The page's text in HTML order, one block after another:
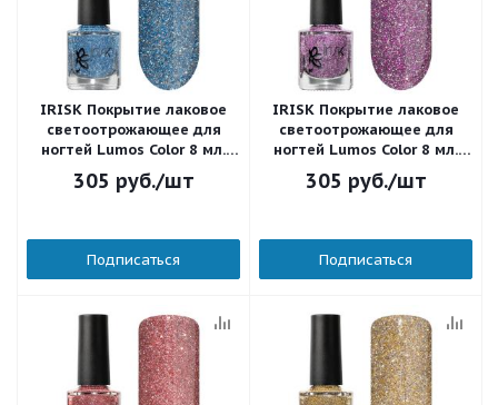
IRISK Покрытие лаковое
светоотрожающее для
ногтей Lumos Color 8 мл.
Д601-12 (004)
305 руб./шт
Подписаться
IRISK Покрытие лаковое
светоотрожающее для
ногтей Lumos Color 8 мл.
Д601-12 (003)
305 руб./шт
Подписаться